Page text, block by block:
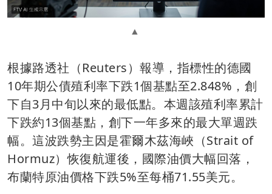
根據路透社（Reuters）報導，指標性的德國
10年期公債殖利率下跌1個基點至2.848%，創
下自3月中旬以來的最低點。本週該殖利率累計
下跌約13個基點，創下一年多來的最大單週跌
幅。這波跌勢主因是霍爾木茲海峽（Strait of
Hormuz）恢復航運後，國際油價大幅回落，
布蘭特原油價格下跌5%至每桶71.55美元。